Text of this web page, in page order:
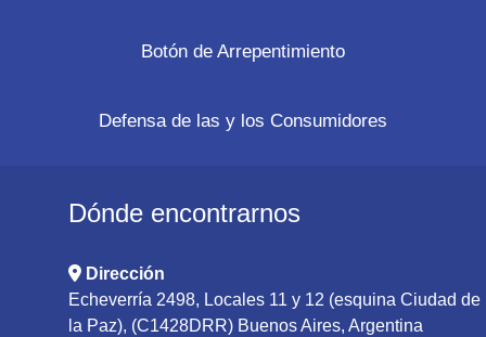
Botón de Arrepentimiento
Defensa de las y los Consumidores
Dónde encontrarnos
Dirección
Echeverría 2498, Locales 11 y 12 (esquina Ciudad de
la Paz), (C1428DRR) Buenos Aires, Argentina